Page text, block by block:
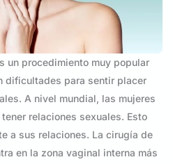
un procedimiento muy popular
dificultades para sentir placer
A nivel mundial, las mujeres
relaciones sexuales. Esto
a sus relaciones. La cirugía de
en la zona vaginal interna más